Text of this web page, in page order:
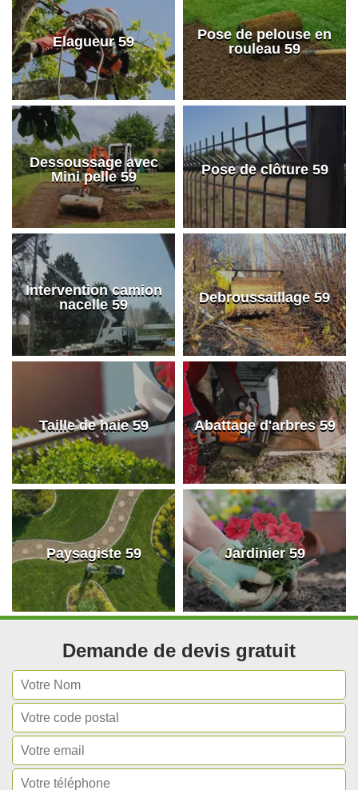
Elagueur 59
Pose de pelouse en
rouleau 59
Dessoussage avec
Mini pelle 59
Pose de clôture 59
Intervention camion
nacelle 59
Debroussaillage 59
Taille de haie 59 Abattage d'arbres 59
Paysagiste 59 Jardinier 59
Demande de devis gratuit